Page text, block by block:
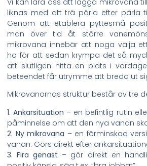
liknas med att trä pärla efter pärla
Genom att etablera pyttesmå
man över tid åt större
mikrovana innebär att noga välja
ha för att sedan krympa det så
att slutligen hitta en plats i
beteendet får utrymme att breda ut
Mikrovanornas struktur består av tre
1. Ankarsituation – en befintlig rutin
påminnelse om att den nya vanan
2. Ny mikrovana – en förminskad
vanan. Görs direkt efter
3. Fira genast – gör direkt en